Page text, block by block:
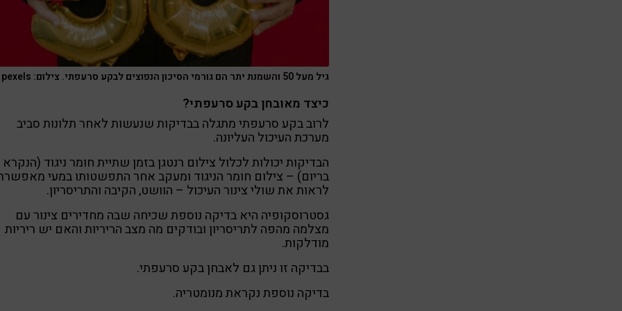
גיל מעל 50 והשמנת יתר הם גורמי הסיכון הנפוצים לבקע סרעפתי. צילום: pexels
כיצד מאובחן בקע סרעפתי?
לרוב בקע סרעפתי מתגלה בבדיקות שנעשות לאחר תלונות סביב
מערכת העיכול העליונה.
הבדיקות יכולות לכלול צילום רנטגן בזמן שתיית חומר ניגוד (הנקרא
בריום) – צילום חומר הניגוד ומעקב אחר התפשטותו במעי
לראות את שולי צינור העיכול – הוושט, הקיבה והתריסריון.
גסטרוסקופיה היא בדיקה נוספת שכיחה שבה מחדירים צינור עם
מצלמה מהפה לתריסריון ובודקים מה מצב הריריות והאם יש ריריות
מודלקות.
בבדיקה זו ניתן גם לאבחן בקע סרעפתי.
בדיקה נוספת נקראת מנומטריה.